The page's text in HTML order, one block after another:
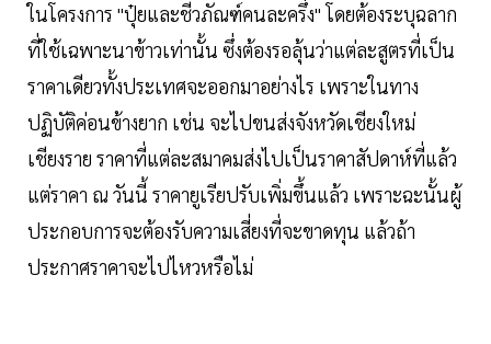
ในโครงการ "ปุ๋ยและชีวภัณฑ์คนละครึ่ง" โดยต้องระบุฉลาก
ที่ใช้เฉพาะนาข้าวเท่านั้น ซึ่งต้องรอลุ้นว่าแต่ละสูตรที่เป็น
ราคาเดียวทั้งประเทศจะออกมาอย่างไร เพราะในทาง
ปฏิบัติค่อนข้างยาก เช่น จะไปขนส่งจังหวัดเชียงใหม่
เชียงราย ราคาที่แต่ละสมาคมส่งไปเป็นราคาสัปดาห์ที่แล้ว
แต่ราคา ณ วันนี้ ราคายูเรียปรับเพิ่มขึ้นแล้ว เพราะฉะนั้นผู้
ประกอบการจะต้องรับความเสี่ยงที่จะขาดทุน แล้วถ้า
ประกาศราคาจะไปไหวหรือไม่